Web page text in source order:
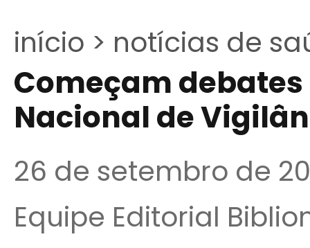
início > notícias de
Começam
Nacional de
26 de setembro de
Equipe Editorial